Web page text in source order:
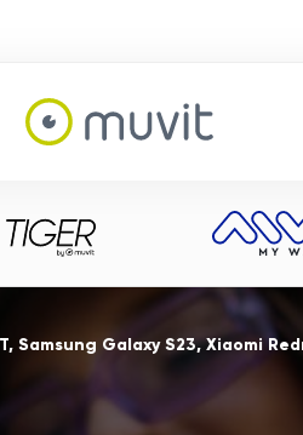
Samsung Galaxy S23, Xiaomi